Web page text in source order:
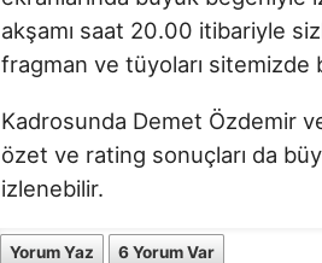
akşamı saat 20.00 itibariyle
fragman ve tüyoları sitemizde
Kadrosunda Demet Özdemir
özet ve rating sonuçları da
izlenebilir.
Yorum Yaz 6 Yorum Var